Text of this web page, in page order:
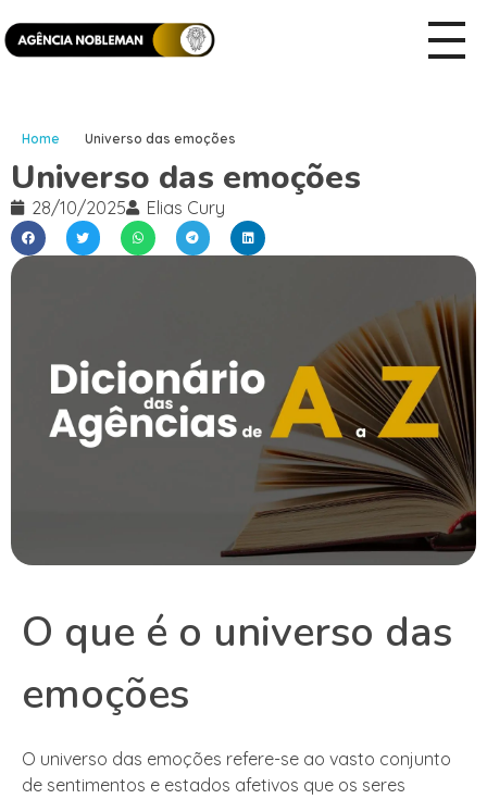
Home Universo das emoções
Universo das emoções
28/10/2025 Elias Cury
O que é o universo das
emoções
O universo das emoções refere-se ao vasto conjunto
de sentimentos e estados afetivos que os seres